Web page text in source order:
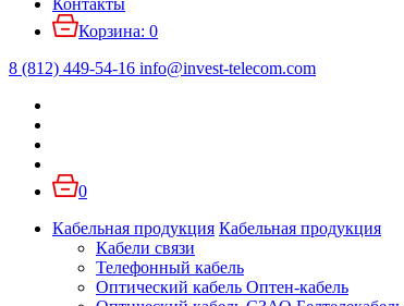
Контакты
Корзина: 0
8 (812) 449-54-16 info@invest-telecom.com
0
Кабельная продукция Кабельная продукция
Кабели связи
Телефонный кабель
Оптический кабель Оптен-кабель